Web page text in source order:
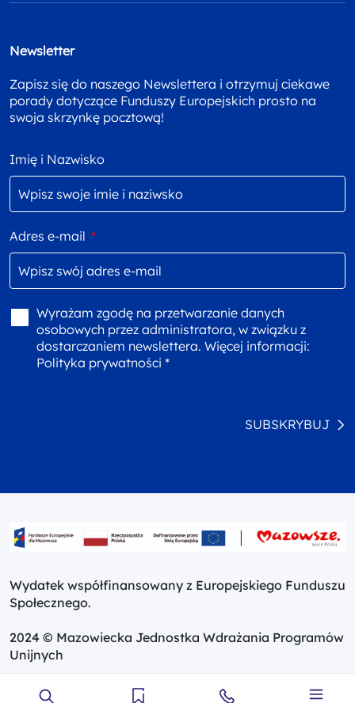
Newsletter
Zapisz się do naszego Newslettera i otrzymuj ciekawe
porady dotyczące Funduszy Europejskich prosto na
swoja skrzynkę pocztową!
Imię i Nazwisko
Adres e-mail *
Wyrażam zgodę na przetwarzanie danych
osobowych przez administratora, w związku z
dostarczaniem newslettera. Więcej informacji:
Polityka prywatności *
SUBSKRYBUJ
Wydatek współfinansowany z Europejskiego Funduszu
Społecznego.
2024 © Mazowiecka Jednostka Wdrażania Programów
Unijnych